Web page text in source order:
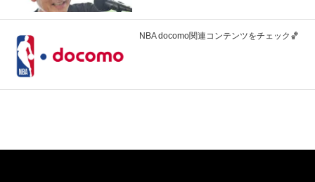
NBA docomo関連コンテンツをチェック🏀